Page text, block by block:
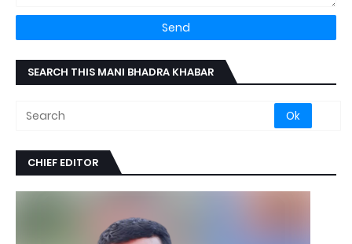
SEARCH THIS MANI BHADRA KHABAR
CHIEF EDITOR